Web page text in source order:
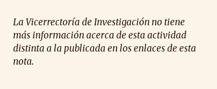
La Vicerrectoría de Investigación no tiene
más información acerca de esta actividad
distinta a la publicada en los enlaces de esta
nota.